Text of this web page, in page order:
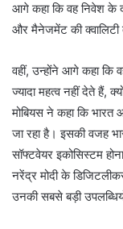
आगे कहा कि वह निवेश के
और मैनेजमेंट की
वहीं, उन्होंने आगे कहा कि
ज्यादा महत्व नहीं देते हैं,
मोबियस ने कहा कि
जा रहा है। इसकी वजह
सॉफ्टवेयर इकोसिस्टम
नरेंद्र मोदी के
उनकी सबसे बड़ी